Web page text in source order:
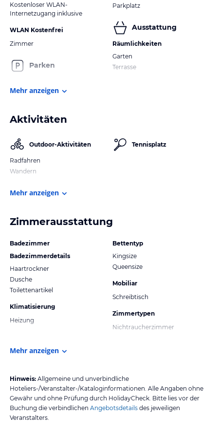
Kostenloser WLAN-
Internetzugang inklusive
WLAN Kostenfrei
Zimmer
Parken
Parkplatz
Ausstattung
Räumlichkeiten
Garten
Terrasse
Mehr anzeigen
Aktivitäten
Outdoor-Aktivitäten
Radfahren
Wandern
Tennisplatz
Mehr anzeigen
Zimmerausstattung
Badezimmer
Badezimmerdetails
Haartrockner
Dusche
Toilettenartikel
Klimatisierung
Heizung
Bettentyp
Kingsize
Queensize
Mobiliar
Schreibtisch
Zimmertypen
Nichtraucherzimmer
Mehr anzeigen
Hinweis: Allgemeine und unverbindliche
Hoteliers-/Veranstalter-/Kataloginformationen. Alle Angaben ohne
Gewähr und ohne Prüfung durch HolidayCheck. Bitte lies vor der
Buchung die verbindlichen Angebotsdetails des jeweiligen
Veranstalters.